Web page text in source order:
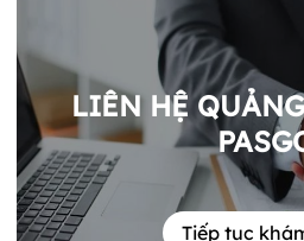
LIÊN HỆ
Tiếp tục